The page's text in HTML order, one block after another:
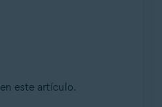
en este artículo.